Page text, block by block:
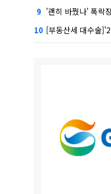
9 '괜히 바꿨나' 폭락장이 할
10 [부동산세 대수술]'2